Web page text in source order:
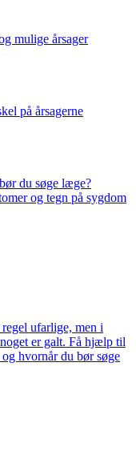
mulige årsager
på årsagerne
du søge læge?
og tegn på sygdom
ufarlige, men i
er galt. Få hjælp til
hvornår du bør søge